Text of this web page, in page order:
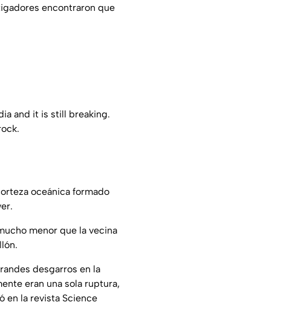
encontraron que
and it is still breaking.
oceánica formado
menor que la vecina
desgarros en la
eran una sola ruptura,
en la revista Science